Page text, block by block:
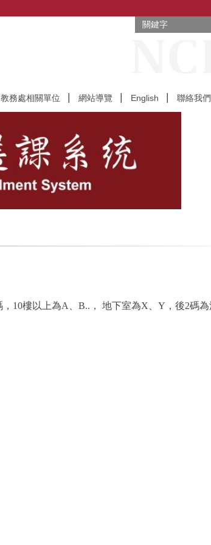
教務處相關單位 網站導覽 English 聯絡我們
10樓以上為A、B..， 地下室為X、Y，後2碼為